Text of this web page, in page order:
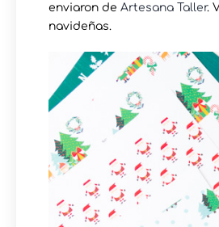
enviaron de Artesana Taller.
navideñas.